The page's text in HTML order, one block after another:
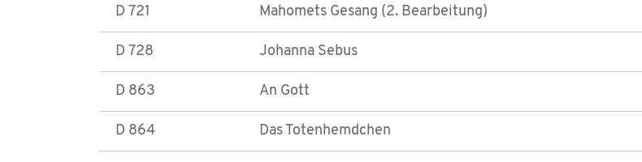
D 721 Mahomets Gesang (2. Bearbeitung)
D 728 Johanna Sebus
D 863 An Gott
D 864 Das Totenhemdchen